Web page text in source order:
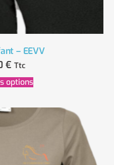
– EEVV
€ Ttc
options